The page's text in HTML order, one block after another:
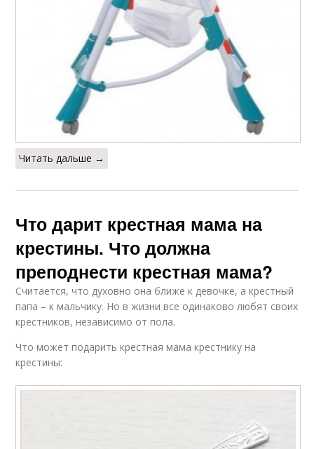
Читать дальше →
Что дарит крестная мама на
крестины. Что должна
преподнести крестная мама?
Считается, что духовно она ближе к девочке, а крестный
папа – к мальчику. Но в жизни все одинаково любят своих
крестников, независимо от пола.
Что может подарить крестная мама крестнику на
крестины: